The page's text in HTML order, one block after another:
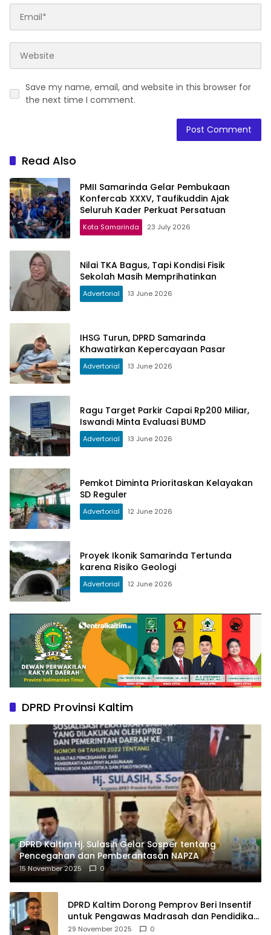
Save my name, email, and website in this browser for
the next time I comment.
Read Also
PMII Samarinda Gelar Pembukaan
Konfercab XXXV, Taufikuddin Ajak
Seluruh Kader Perkuat Persatuan
Kota Samarinda 23 July 2026
Nilai TKA Bagus, Tapi Kondisi Fisik
Sekolah Masih Memprihatinkan
Advertorial 13 June 2026
IHSG Turun, DPRD Samarinda
Khawatirkan Kepercayaan Pasar
Advertorial 13 June 2026
Ragu Target Parkir Capai Rp200 Miliar,
Iswandi Minta Evaluasi BUMD
Advertorial 13 June 2026
Pemkot Diminta Prioritaskan Kelayakan
SD Reguler
Advertorial 12 June 2026
Proyek Ikonik Samarinda Tertunda
karena Risiko Geologi
Advertorial 12 June 2026
DPRD Provinsi Kaltim
DPRD Kaltim Hj. Sulasih Gelar Sosper tentang
Pencegahan dan Pemberantasan NAPZA
15 November 2025 0
DPRD Kaltim Dorong Pemprov Beri Insentif
untuk Pengawas Madrasah dan Pendidikan
Agama
29 November 2025 0